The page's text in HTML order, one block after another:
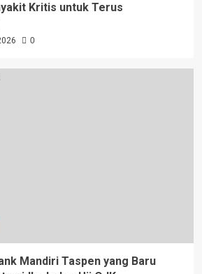
Kritis untuk Terus
0
Mandiri Taspen yang Baru